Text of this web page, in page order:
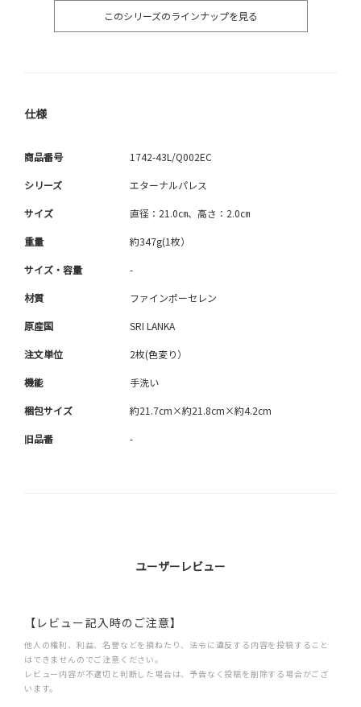
このシリーズのラインナップを見る
仕様
商品番号 1742-43L/Q002EC
シリーズ エターナルパレス
サイズ 直径：21.0㎝、高さ：2.0㎝
重量 約347g(1枚）
サイズ・容量 -
材質 ファインポーセレン
原産国 SRI LANKA
注文単位 2枚(色変り）
機能 手洗い
梱包サイズ 約21.7cm×約21.8cm×約4.2cm
旧品番 -
ユーザーレビュー
【レビュー記入時のご注意】
他人の権利、利益、名誉などを損ねたり、法令に違反する内容を投稿すること
はできませんのでご注意ください。
レビュー内容が不適切と判断した場合は、予告なく投稿を削除する場合がござ
います。